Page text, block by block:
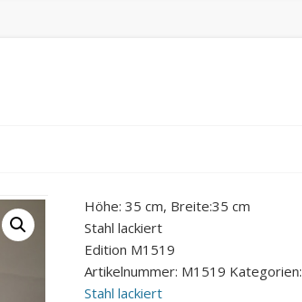
Höhe: 35 cm, Breite:35 cm
Stahl lackiert
Edition M1519
Artikelnummer: M1519 Kategorien:
Stahl lackiert